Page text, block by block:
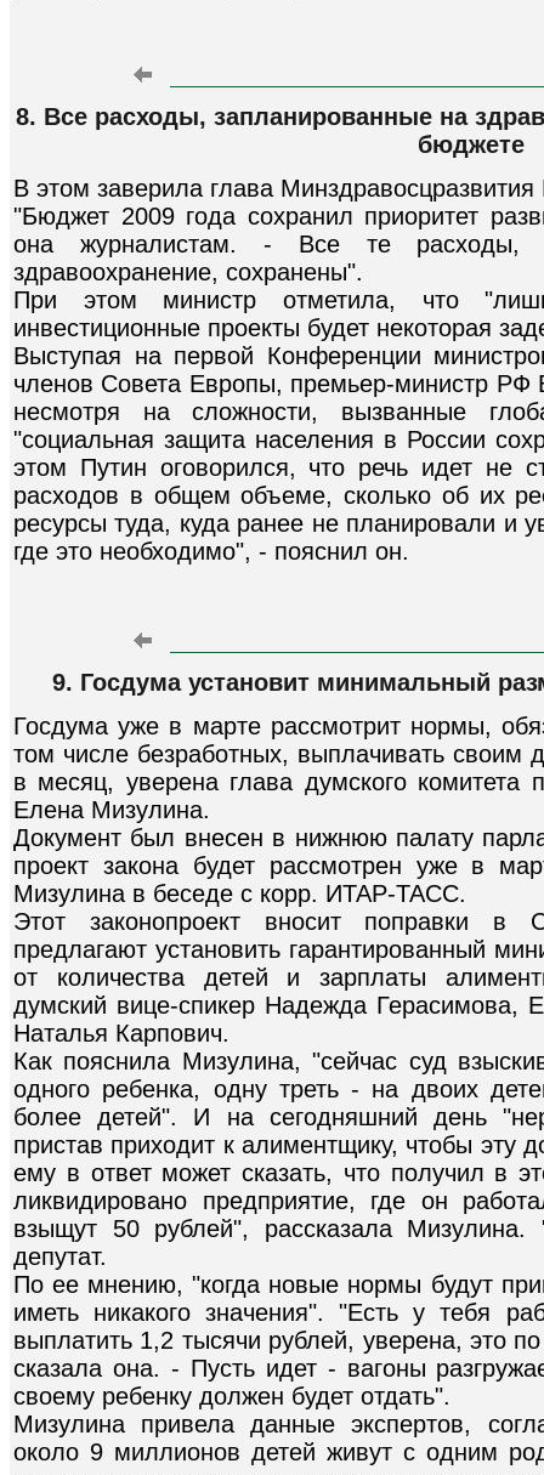
8. Все расходы, запланированные на
бюджете
В этом заверила глава
"Бюджет 2009 года сохранил приоритет
она журналистам. - Все те расходы,
здравоохранение, сохранены".
При этом министр отметила, что
инвестиционные проекты будет некоторая
Выступая на первой Конференции
членов Совета Европы, премьер-министр РФ
несмотря на сложности, вызванные
"социальная защита населения в России
этом Путин оговорился, что речь идет не
расходов в общем объеме, сколько об их
ресурсы туда, куда ранее не планировали и
где это необходимо", - пояснил он.
9. Госдума установит минимальный
Госдума уже в марте рассмотрит нормы,
том числе безработных, выплачивать своим
в месяц, уверена глава думского
Елена Мизулина.
Документ был внесен в нижнюю палату
проект закона будет рассмотрен уже в
Мизулина в беседе с корр. ИТАР-ТАСС.
Этот законопроект вносит поправки
предлагают установить гарантированный
от количества детей и зарплаты
думский вице-спикер Надежда Герасимова,
Наталья Карпович.
Как пояснила Мизулина, "сейчас суд
одного ребенка, одну треть - на двоих
более детей". И на сегодняшний день
пристав приходит к алиментщику, чтобы эту
ему в ответ может сказать, что получил в
ликвидировано предприятие, где он
взыщут 50 рублей", рассказала
депутат.
По ее мнению, "когда новые нормы будут
иметь никакого значения". "Есть у тебя
выплатить 1,2 тысячи рублей, уверена, это
сказала она. - Пусть идет - вагоны
своему ребенку должен будет отдать".
Мизулина привела данные экспертов,
около 9 миллионов детей живут с одним